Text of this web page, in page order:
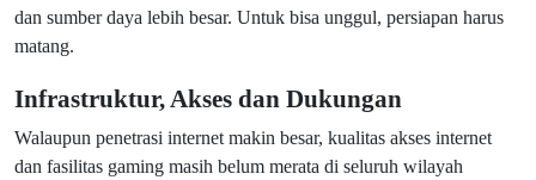
dan sumber daya lebih besar. Untuk bisa unggul, persiapan harus
matang.
Infrastruktur, Akses dan Dukungan
Walaupun penetrasi internet makin besar, kualitas akses internet
dan fasilitas gaming masih belum merata di seluruh wilayah